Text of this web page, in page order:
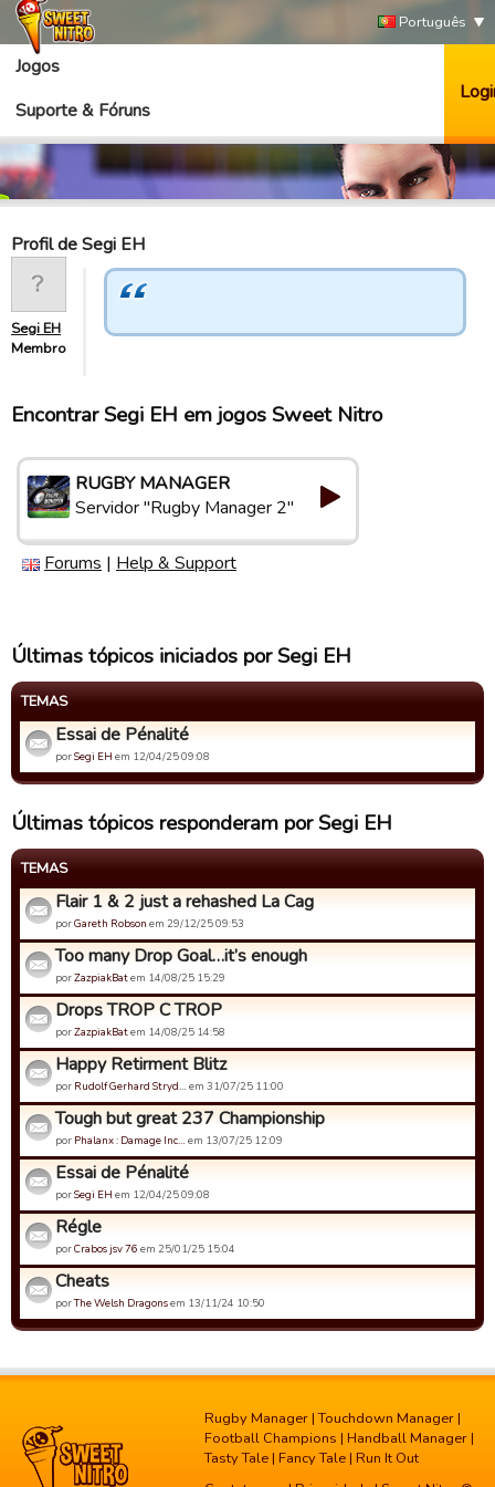
Português
Jogos
Suporte & Fóruns
Profil de Segi EH
Segi EH
Membro
Encontrar Segi EH em jogos Sweet Nitro
RUGBY MANAGER
Servidor "Rugby Manager 2"
Forums | Help & Support
Últimas tópicos iniciados por Segi EH
TEMAS
Essai de Pénalité
porSegi EH em 12/04/25 09:08
Últimas tópicos responderam por Segi EH
TEMAS
Flair 1 & 2 just a rehashed La Cag
porGareth Robson em 29/12/25 09:53
Too many Drop Goal…it’s enough
porZazpiakBatem 14/08/25 15:29
Drops TROP C TROP
porZazpiakBatem 14/08/25 14:58
Happy Retirment Blitz
por Rudolf Gerhard Stryd… em 31/07/25 11:00
Tough but great 237 Championship
por Phalanx : Damage Inc… em 13/07/25 12:09
Essai de Pénalité
porSegi EH em 12/04/25 09:08
Régle
porCrabos jsv 76 em 25/01/25 15:04
Cheats
porThe Welsh Dragonsem 13/11/24 10:50
Rugby Manager |Touchdown Manager |
Football Champions | Handball Manager |
Tasty Tale | Fancy Tale | Run It Out